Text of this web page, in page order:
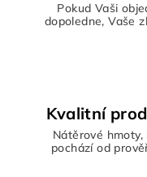
Pokud Vaši
dopoledne, Vaše
Kvalitní
Nátěrové
pochází od